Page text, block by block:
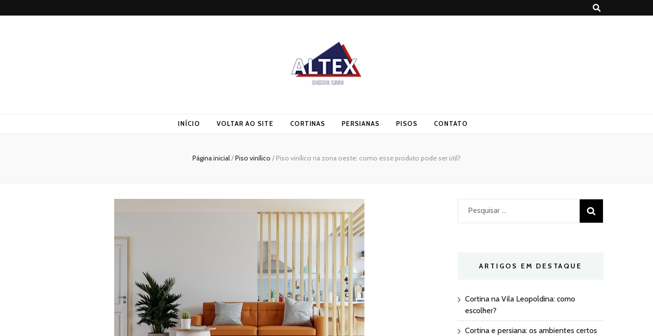
INÍCIO VOLTAR AO SITE CORTINAS PERSIANAS PISOS CONTATO
Página inicial/Piso vinílico / Piso vinílico na zona oeste: como esse produto pode ser útil?
Pesquisar
por:
ARTIGOS EM DESTAQUE
Cortina na Vila Leopoldina: como
escolher?
Cortina e persiana: os ambientes certos